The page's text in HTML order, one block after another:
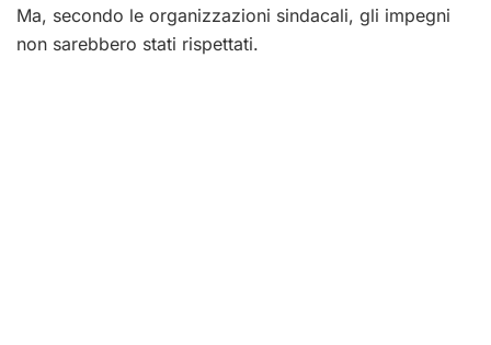
Ma, secondo le organizzazioni sindacali, gli impegni
non sarebbero stati rispettati.